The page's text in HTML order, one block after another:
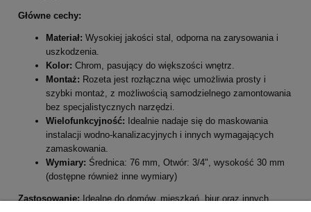
Główne cechy:
Materiał: Wysokiej jakości stal, odporna na zarysowania i
uszkodzenia.
Kolor: Chrom, pasujący do większości wnętrz.
Montaż: Rozeta jest rozłączna więc umożliwia prosty i
szybki montaż, z możliwością samodzielnego zamontowania
bez specjalistycznych narzędzi.
Wielofunkcyjność: Idealnie nadaje się do maskowania
instalacji wodno-kanalizacyjnych i innych wymagających
zamaskowania.
Wymiary: Średnica: 76 mm, Otwór: 3/4", wysokość 30 mm
(dostępne również inne wymiary)
Zastosowanie: Idealne do domów, mieszkań, biur oraz innych